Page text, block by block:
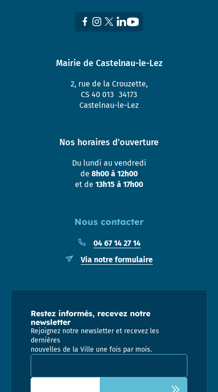
Nous contacter
04 67 14 27 14
Via notre formulaire
Mairie de Castelnau-le-Lez
2, rue de la Crouzette,
CS 40 013 34173
Castelnau-le-Lez
Nos horaires d’ouverture
Du lundi au vendredi
de 8h00 à 12h00
et de 13h15 à 17h00
Restez informés, recevez notre
newsletter
Rejoignez notre newsletter et recevez les
dernières
nouvelles de la Ville une fois par mois.
Adresse email pour la newsletter